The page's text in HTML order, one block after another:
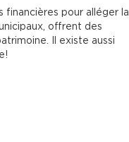
pour alléger la
offrent des
Il existe aussi